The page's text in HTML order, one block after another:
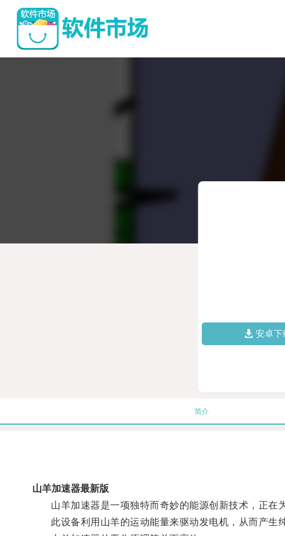
安卓下
简介
山羊加速器最新版
山羊加速器是一项独特而奇妙的能源创新技术，正在为
此设备利用山羊的运动能量来驱动发电机，从而产生纯